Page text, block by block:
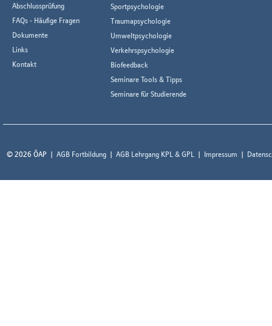
Abschlussprüfung
FAQs - Häufige Fragen
Dokumente
Links
Kontakt
Sportpsychologie
Traumapsychologie
Umweltpsychologie
Verkehrspsychologie
Biofeedback
Seminare Tools & Tipps
Seminare für Studierende
© 2026 ÖAP AGB Fortbildung AGB Lehrgang KPL & GPL Impressum